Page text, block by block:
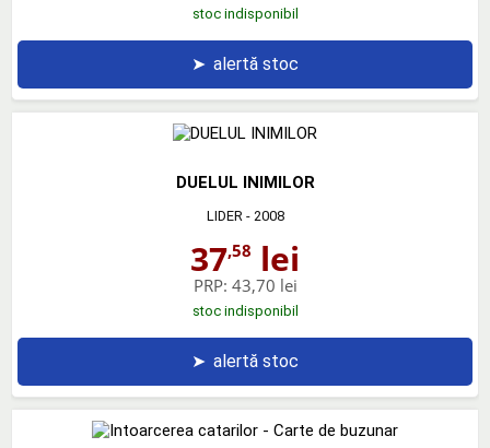
stoc indisponibil
➤ alertă stoc
DUELUL INIMILOR
LIDER - 2008
37,58 lei
PRP: 43,70 lei
stoc indisponibil
➤ alertă stoc